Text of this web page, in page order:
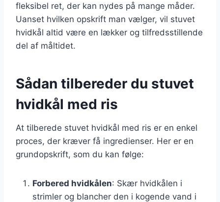
fleksibel ret, der kan nydes på mange måder.
Uanset hvilken opskrift man vælger, vil stuvet
hvidkål altid være en lækker og tilfredsstillende
del af måltidet.
Sådan tilbereder du stuvet
hvidkål med ris
At tilberede stuvet hvidkål med ris er en enkel
proces, der kræver få ingredienser. Her er en
grundopskrift, som du kan følge:
Forbered hvidkålen: Skær hvidkålen i
strimler og blancher den i kogende vand i